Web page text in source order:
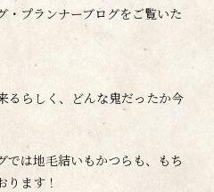
・プランナーブログをご覧いた
るらしく、どんな鬼だったか今
では地毛結いもかつらも、もち
ります！